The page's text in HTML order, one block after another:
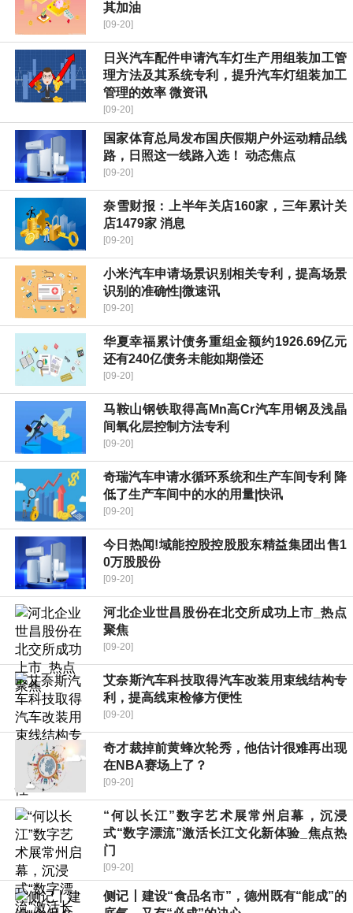
其加油
[09-20]
日兴汽车配件申请汽车灯生产用组装加工管
理方法及其系统专利，提升汽车灯组装加工
管理的效率 微资讯
[09-20]
国家体育总局发布国庆假期户外运动精品线
路，日照这一线路入选！ 动态焦点
[09-20]
奈雪财报：上半年关店160家，三年累计关
店1479家 消息
[09-20]
小米汽车申请场景识别相关专利，提高场景
识别的准确性|微速讯
[09-20]
华夏幸福累计债务重组金额约1926.69亿元
还有240亿债务未能如期偿还
[09-20]
马鞍山钢铁取得高Mn高Cr汽车用钢及浅晶
间氧化层控制方法专利
[09-20]
奇瑞汽车申请水循环系统和生产车间专利 降
低了生产车间中的水的用量|快讯
[09-20]
今日热闻!域能控股控股股东精益集团出售1
0万股股份
[09-20]
河北企业世昌股份在北交所成功上市_热点
聚焦
[09-20]
艾奈斯汽车科技取得汽车改装用束线结构专
利，提高线束检修方便性
[09-20]
奇才裁掉前黄蜂次轮秀，他估计很难再出现
在NBA赛场上了？
[09-20]
“何以长江”数字艺术展常州启幕，沉浸
式“数字漂流”激活长江文化新体验_焦点热
门
[09-20]
侧记丨建设“食品名市”，德州既有“能成”的